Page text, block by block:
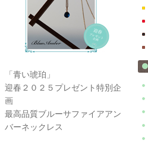
「青い琥珀」
迎春２０２５プレゼント特別企
画
最高品質ブルーサファイアアン
バーネックレス